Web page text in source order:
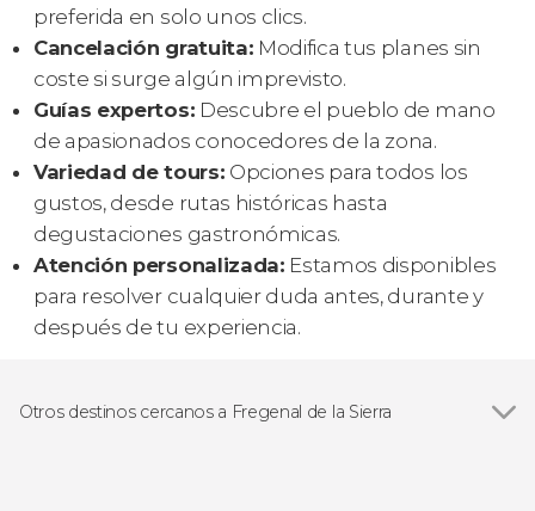
preferida en solo unos clics.
Cancelación gratuita: Modifica tus planes sin
coste si surge algún imprevisto.
Guías expertos: Descubre el pueblo de mano
de apasionados conocedores de la zona.
Variedad de tours: Opciones para todos los
gustos, desde rutas históricas hasta
degustaciones gastronómicas.
Atención personalizada: Estamos disponibles
para resolver cualquier duda antes, durante y
después de tu experiencia.
Otros destinos cercanos a Fregenal de la Sierra